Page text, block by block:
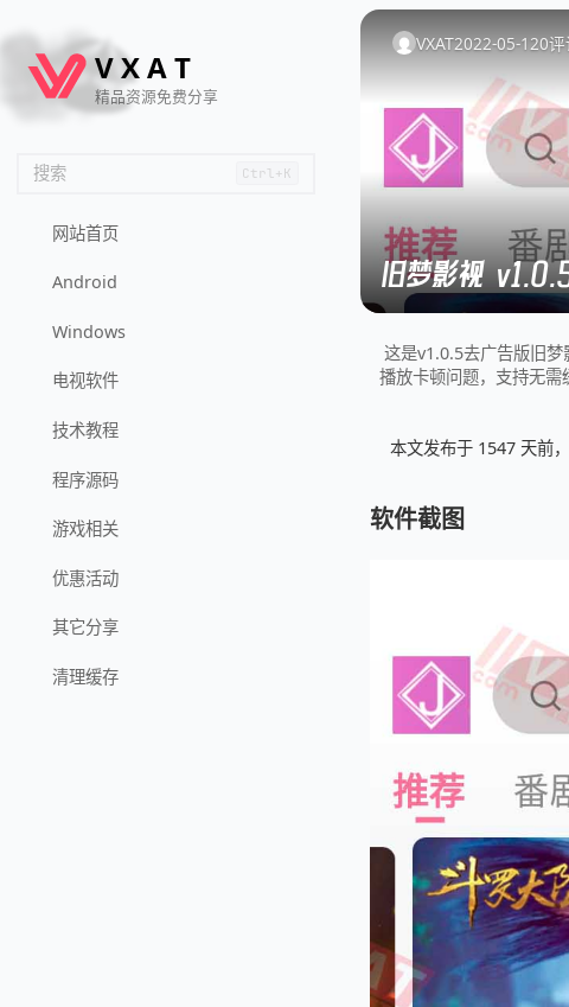
🙌
🐟
🏖️
VXA T
精品资源免费分享
搜索 Ctrl+K
网站首页
Android
Windows
电视软件
技术教程
程序源码
游戏相关
优惠活动
其它分享
清理缓存
VXAT2022-05-120评
旧梦影视
这是v1.0.5去广告版旧
播放卡顿问题，支持无需
本文发布于 1547 天前
软件截图